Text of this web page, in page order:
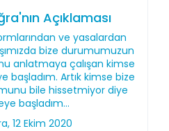
Açıklaması
ve yasalardan
bize durumumuzun
anlatmaya çalışan kimse
başladım. Artık kimse bize
bile hissetmiyor diye
başladım...
12 Ekim 2020